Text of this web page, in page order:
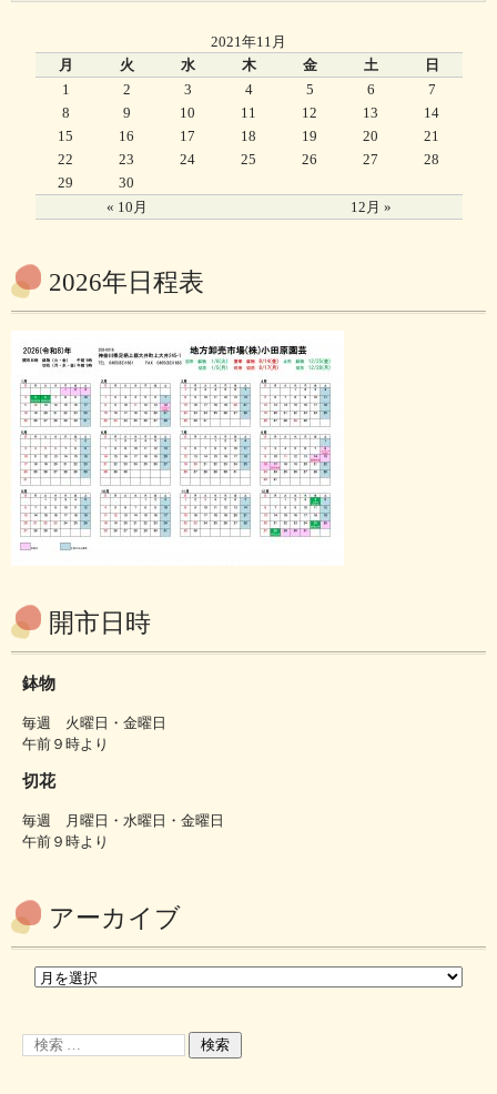
2021年11月
月
火 水 木 金 土 日
« 10月 12月 »
1 2 3 4 5 6
7
8
9 10 11 12 13
14
15
16 17 18 19 20
21
22
23 24 25 26 27
28
29
30
2026年日程表
開市日時
鉢物
毎週 火曜日・金曜日
午前９時より
切花
毎週 月曜日・水曜日・金曜日
午前９時より
アーカイブ